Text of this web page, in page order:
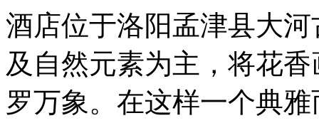
酒店位于洛阳孟津县大
及自然元素为主，将花
罗万象。在这样一个典